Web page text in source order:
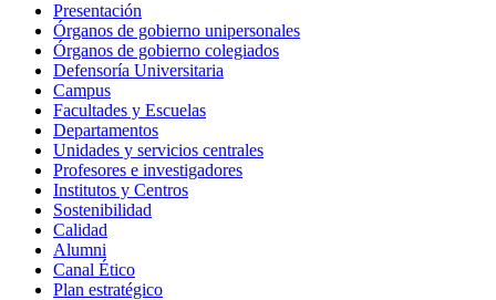
Presentación
Órganos de gobierno unipersonales
Órganos de gobierno colegiados
Defensoría Universitaria
Campus
Facultades y Escuelas
Departamentos
Unidades y servicios centrales
Profesores e investigadores
Institutos y Centros
Sostenibilidad
Calidad
Alumni
Canal Ético
Plan estratégico